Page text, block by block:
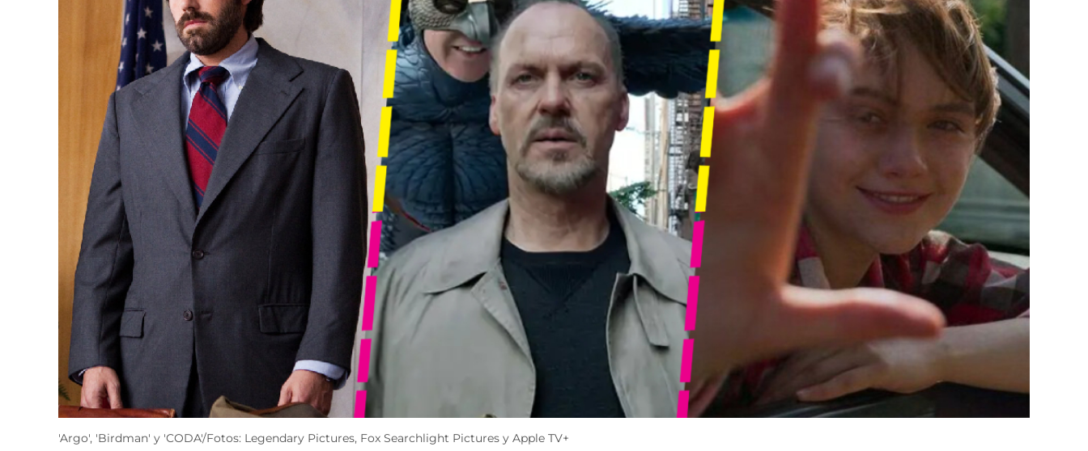
'Argo', 'Birdman' y 'CODA'/Fotos: Legendary Pictures, Fox Searchlight Pictures y Apple TV+